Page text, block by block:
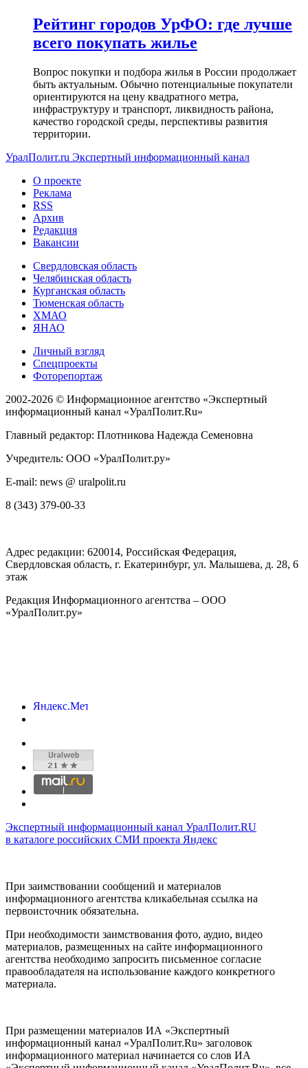
Рейтинг городов УрФО: где лучше
всего покупать жилье
Вопрос покупки и подбора жилья в России продолжает
быть актуальным. Обычно потенциальные покупатели
ориентируются на цену квадратного метра,
инфраструктуру и транспорт, ликвидность района,
качество городской среды, перспективы развития
территории.
УралПолит.ru Экспертный информационный канал
О проекте
Реклама
RSS
Архив
Редакция
Вакансии
Свердловская область
Челябинская область
Курганская область
Тюменская область
ХМАО
ЯНАО
Личный взгляд
Спецпроекты
Фоторепортаж
2002-2026 © Информационное агентство «Экспертный
информационный канал «УралПолит.Ru»
Главный редактор: Плотникова Надежда Семеновна
Учредитель: ООО «УралПолит.ру»
E-mail: news @ uralpolit.ru
8 (343) 379-00-33
Адрес редакции: 620014, Российская Федерация,
Свердловская область, г. Екатеринбург, ул. Малышева, д. 28, 6
этаж
Редакция Информационного агентства – ООО
«УралПолит.ру»
Экспертный информационный канал УралПолит.RU
в каталоге российских СМИ проекта Яндекс
При заимствовании сообщений и материалов
информационного агентства кликабельная ссылка на
первоисточник обязательна.
При необходимости заимствования фото, аудио, видео
материалов, размещенных на сайте информационного
агентства необходимо запросить письменное согласие
правообладателя на использование каждого конкретного
материала.
При размещении материалов ИА «Экспертный
информационный канал «УралПолит.Ru» заголовок
информационного материал начинается со слов ИА